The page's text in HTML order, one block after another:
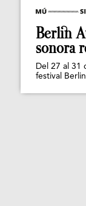
Berlin
sonora
Del 27 al 31
festival